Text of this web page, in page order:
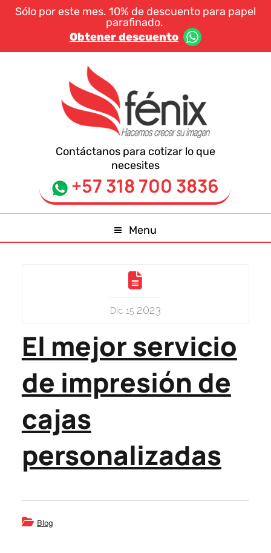
Sólo por este mes. 10% de descuento para papel
parafinado.
Obtener descuento
Contáctanos para cotizar lo que
necesites
+57 318 700 3836
Menu
Dic 152023
El mejor servicio
de impresión de
cajas
personalizadas
Blog